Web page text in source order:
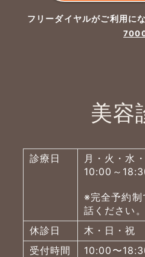
フリーダイヤルがご利用に
美容
診療日
月・火・水
10:00～
※完全予約
話ください。
休診日
木・日・祝
受付時間
10:00〜